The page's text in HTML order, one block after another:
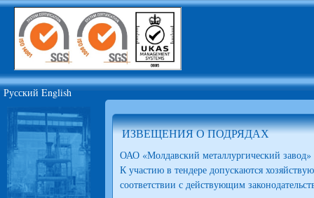
JSC
Moldova
Steel
Works
Русский English
ИЗВЕЩЕНИЯ О ПОДРЯДАХ
ОАО «Молдавский металлургический
К участию в тендере допускаются
соответствии с действующим